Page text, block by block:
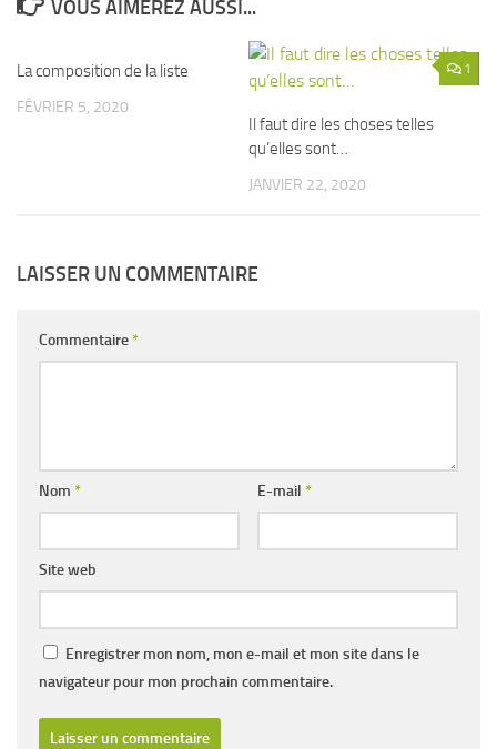
VOUS AIMEREZ AUSSI...
La composition de la liste
FÉVRIER 5, 2020
1
Il faut dire les choses telles
qu’elles sont…
JANVIER 22, 2020
LAISSER UN COMMENTAIRE
Commentaire*
Nom * E-mail *
Site web
Enregistrer mon nom, mon e-mail et mon site dans le
navigateur pour mon prochain commentaire.